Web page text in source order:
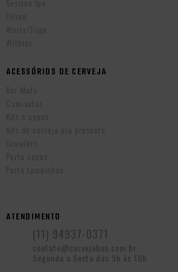
Session Ipa
Pilsen
Weiss/Trigo
Witbier
ACESSÓRIOS DE CERVEJA
Bar Mats
Camisetas
Kits e copos
Kits de cerveja pra presente
Growlers
Porta copos
Porta tampinhas
ATENDIMENTO
(11) 94937-0371
contato@cervejabox.com.br
Segunda a Sexta das 9h às 18h